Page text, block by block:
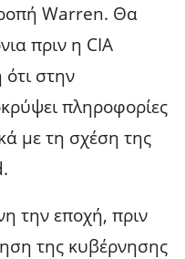
Warren. Θα
πριν η CIA
στην
πληροφορίες
με τη σχέση της
την εποχή, πριν
της κυβέρνησης